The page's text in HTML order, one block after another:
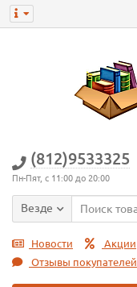
(812)9533325
Пн-Пят, с 11:00 до 20:00
Везде
Новости Акции
Отзывы покупателей